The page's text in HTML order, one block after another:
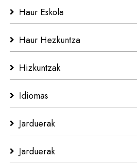
Haur Eskola
Haur Hezkuntza
Hizkuntzak
Idiomas
Jarduerak
Jarduerak